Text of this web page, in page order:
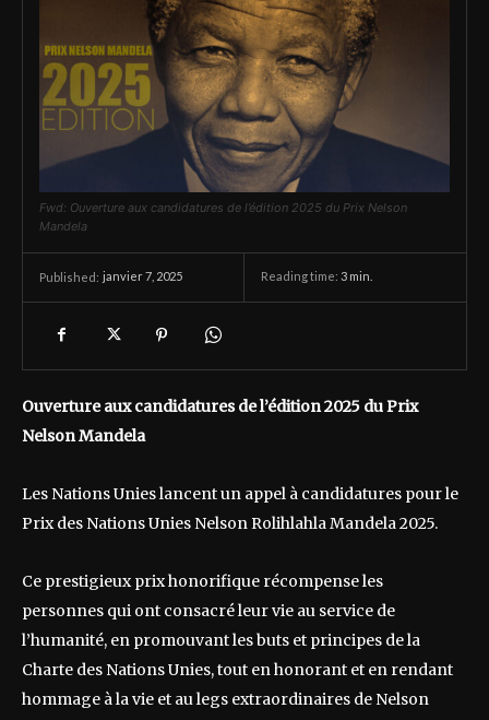
Fwd: Ouverture aux candidatures de l’édition 2025 du Prix Nelson
Mandela
Published: janvier 7, 2025 Reading time: 3 min.
Ouverture aux candidatures de l’édition 2025 du Prix
Nelson Mandela
Les Nations Unies lancent un appel à candidatures pour le
Prix des Nations Unies Nelson Rolihlahla Mandela 2025.
Ce prestigieux prix honorifique récompense les
personnes qui ont consacré leur vie au service de
l’humanité, en promouvant les buts et principes de la
Charte des Nations Unies, tout en honorant et en rendant
hommage à la vie et au legs extraordinaires de Nelson